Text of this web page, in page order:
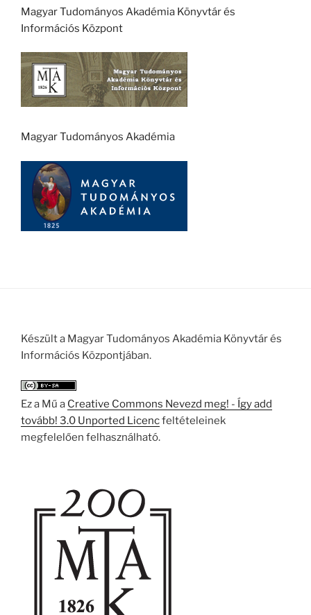
Magyar Tudományos Akadémia Könyvtár és
Információs Központ
Magyar Tudományos Akadémia
Készült a Magyar Tudományos Akadémia Könyvtár és
Információs Központjában.
Ez a Mű a Creative Commons Nevezd meg! - Így add
tovább! 3.0 Unported Licencfeltételeinek
megfelelően felhasználható.